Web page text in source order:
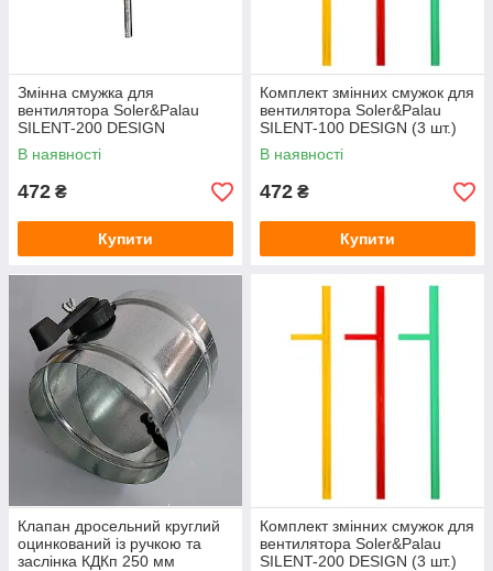
Змінна смужка для
вентилятора Soler&Palau
SILENT-200 DESIGN
ПРОЗРАЧНА
В наявності
472 ₴
Купити
Комплект змінних смужок для
вентилятора Soler&Palau
SILENT-100 DESIGN (3 шт.)
В наявності
472 ₴
Купити
Клапан дросельний круглий
оцинкований із ручкою та
заслінка КДКп 250 мм
Комплект змінних смужок для
вентилятора Soler&Palau
SILENT-200 DESIGN (3 шт.)